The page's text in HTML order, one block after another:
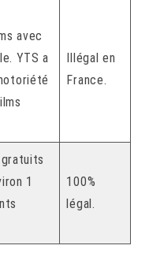
avec
YTS a
Illégal en
France.
1
100%
légal.